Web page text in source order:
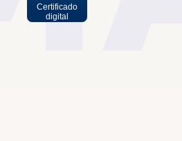
Certificado
digital